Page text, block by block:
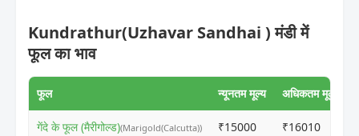
Kundrathur(Uzhavar Sandhai ) मंडी में
फूल का भाव
फूल न्यूनतम मूल्य अधिकतम मूल्य
गेंदे के फूल (मैरीगोल्ड)(Marigold(Calcutta)) ₹15000 ₹16010